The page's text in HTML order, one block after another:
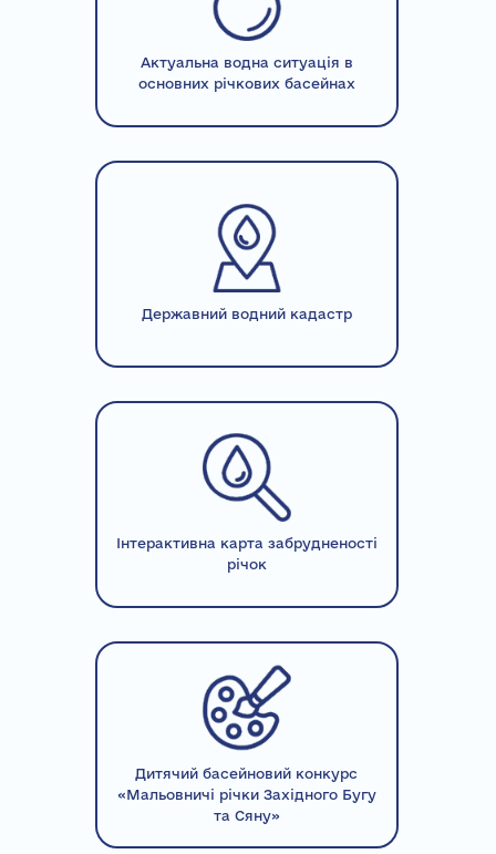
Актуальна водна ситуація в
основних річкових басейнах
Державний водний кадастр
Інтерактивна карта забрудненості
річок
Дитячий басейновий конкурс
«Мальовничі річки Західного Бугу
та Сяну»